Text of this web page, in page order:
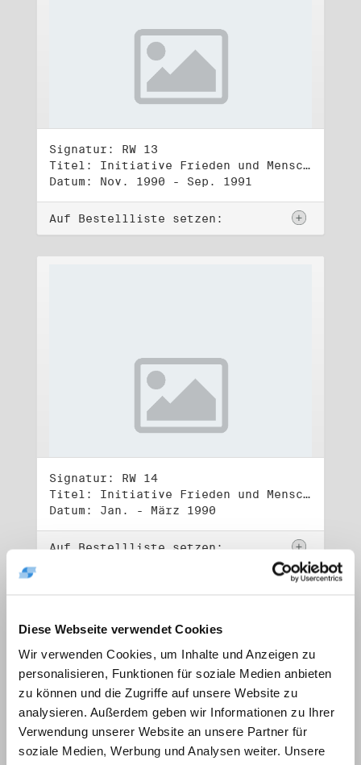
Diese Webseite verwendet Cookies
Wir verwenden Cookies, um Inhalte und Anzeigen zu
personalisieren, Funktionen für soziale Medien anbieten
zu können und die Zugriffe auf unsere Website zu
analysieren. Außerdem geben wir Informationen zu Ihrer
Verwendung unserer Website an unsere Partner für
soziale Medien, Werbung und Analysen weiter. Unsere
Signatur: RW 13
Titel: Initiative Frieden und Menschenrechte (3)
Datum: Nov. 1990 - Sep. 1991
Auf Bestellliste setzen:
Signatur: RW 14
Titel: Initiative Frieden und Menschenrechte, Volkskammerwahl 18.3.1990
Datum: Jan. - März 1990
Auf Bestellliste setzen: